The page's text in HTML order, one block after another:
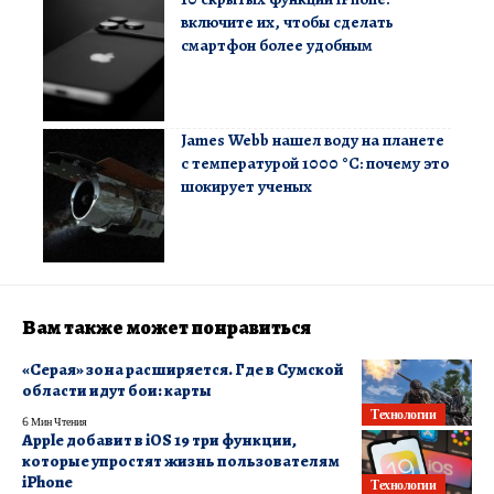
включите их, чтобы сделать
смартфон более удобным
James Webb нашел воду на планете
с температурой 1000 °C: почему это
шокирует ученых
Вам также может понравиться
Технологии
«Серая» зона расширяется. Где в Сумской
области идут бои: карты
6 Мин Чтения
Технологии
Apple добавит в iOS 19 три функции,
которые упростят жизнь пользователям
iPhone